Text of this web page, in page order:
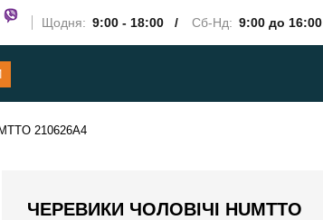
Щодня: 9:00 - 18:00 / Сб-Нд: 9:00 до 16:00
210626A4
ЧЕРЕВИКИ ЧОЛОВІЧІ HUMTTO